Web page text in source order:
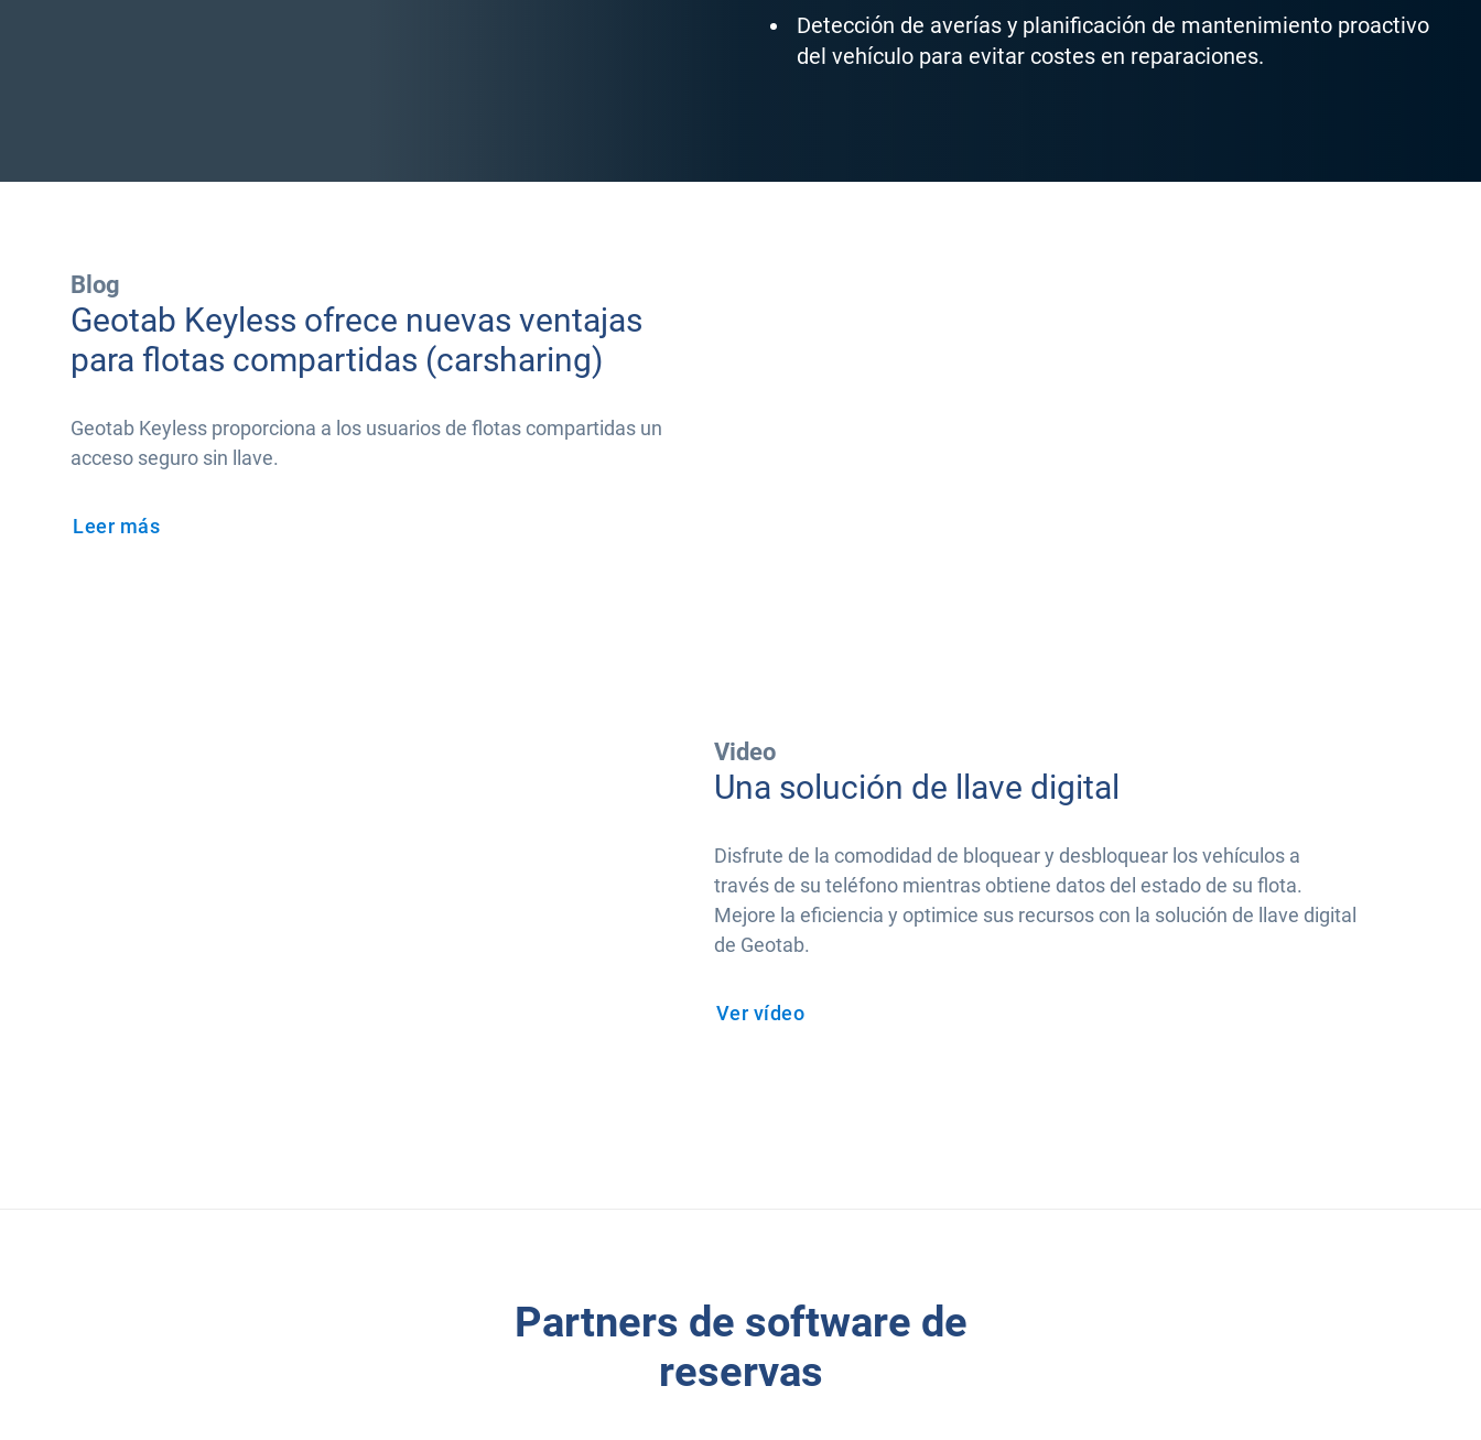
Detección de averías y planificación de mantenimiento proactivo
del vehículo para evitar costes en reparaciones.
Blog
Geotab Keyless ofrece nuevas ventajas
para flotas compartidas (carsharing)
Geotab Keyless proporciona a los usuarios de flotas compartidas un
acceso seguro sin llave.
Leer más
Video
Una solución de llave digital
Disfrute de la comodidad de bloquear y desbloquear los vehículos a
través de su teléfono mientras obtiene datos del estado de su flota.
Mejore la eficiencia y optimice sus recursos con la solución de llave digital
de Geotab.
Ver vídeoAbrir en una nueva ventana
Partners de software de
reservas